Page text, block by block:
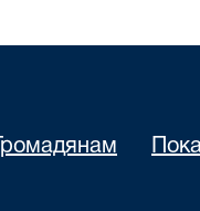
Громадянам